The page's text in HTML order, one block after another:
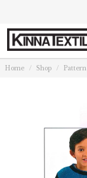
Home Shop Pattern